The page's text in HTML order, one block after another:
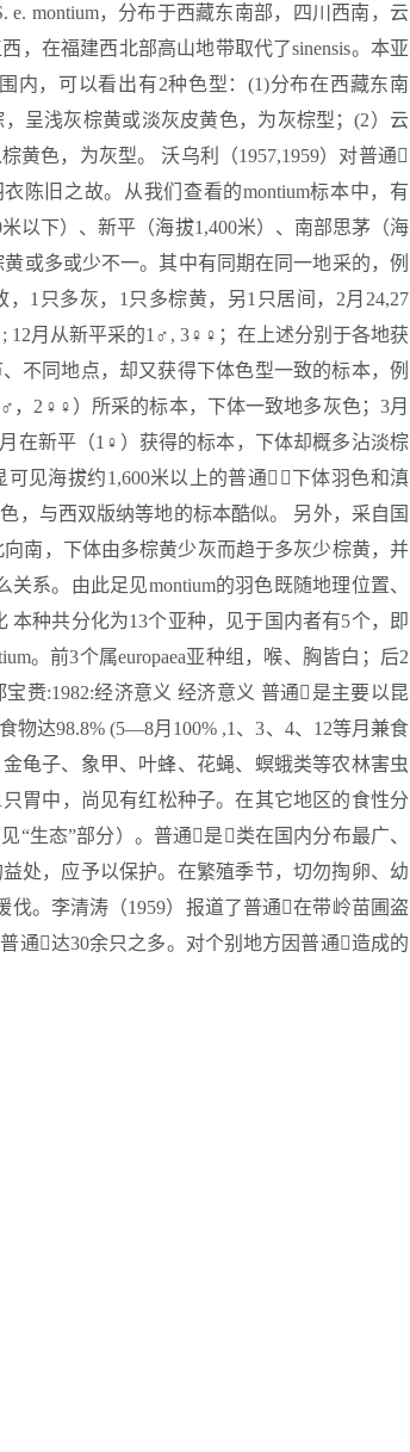
montium，分布于西藏东南部，四川西南，云
，在福建西北部高山地带取代了sinensis。本亚
内，可以看出有2种色型：(1)分布在西藏东南
呈浅灰棕黄或淡灰皮黄色，为灰棕型；(2）云
黄色，为灰型。 沃乌利（1957,1959）对普通
陈旧之故。从我们查看的montium标本中，有
以下）、新平（海拔1,400米）、南部思茅（海
或多或少不一。其中有同期在同一地采的，例
1只多灰，1只多棕黄，另1只居间，2月24,27
12月从新平采的1♂, 3♀♀；在上述分别于各地获
不同地点，却又获得下体色型一致的标本，例
2♀♀）所采的标本，下体一致地多灰色；3月
在新平（1♀）获得的标本，下体却概多沾淡棕
见海拔约1,600米以上的普通，下体羽色和滇
，与西双版纳等地的标本酷似。 另外，采自国
南，下体由多棕黄少灰而趋于多灰少棕黄，并
系。由此足见montium的羽色既随地理位置、
种共分化为13个亚种，见于国内者有5个，即
。前3个属europaea亚种组，喉、胸皆白；后2
赉:1982:经济意义 经济意义 普通是主要以昆
物达98.8% (5—8月100% ,1、3、4、12等月兼食
龟子、象甲、叶蜂、花蝇、螟蛾类等农林害虫
胃中，尚见有红松种子。在其它地区的食性分
“生态”部分）。普通是类在国内分布最广、
处，应予以保护。在繁殖季节，切勿掏卵、幼
。李清涛（1959）报道了普通在带岭苗圃盗
通达30余只之多。对个别地方因普通造成的